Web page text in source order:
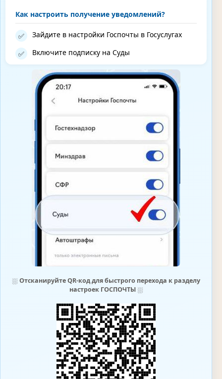
Как настроить получение уведомлений?
✅ Зайдите в настройки Госпочты в Госуслугах
✅ Включите подписку на Суды
⛆ Отсканируйте QR-код для быстрого перехода к разделу
настроек ГОСПОЧТЫ⛆